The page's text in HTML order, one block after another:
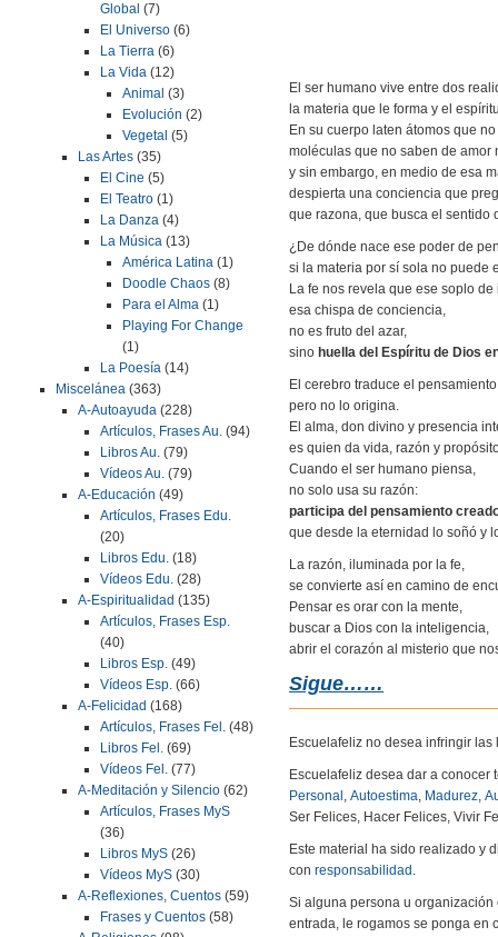
Global (7)
El Universo (6)
La Tierra (6)
La Vida (12)
Animal (3)
Evolución (2)
Vegetal (5)
Las Artes (35)
El Cine (5)
El Teatro (1)
La Danza (4)
La Música (13)
América Latina (1)
Doodle Chaos (8)
Para el Alma (1)
Playing For Change
(1)
La Poesía (14)
Miscelánea (363)
A-Autoayuda (228)
Artículos, Frases Au. (94)
Libros Au. (79)
Vídeos Au. (79)
A-Educación (49)
Artículos, Frases Edu.
(20)
Libros Edu. (18)
Vídeos Edu. (28)
A-Espiritualidad (135)
Artículos, Frases Esp.
(40)
Libros Esp. (49)
Vídeos Esp. (66)
A-Felicidad (168)
Artículos, Frases Fel. (48)
Libros Fel. (69)
Vídeos Fel. (77)
A-Meditación y Silencio (62)
Artículos, Frases MyS
(36)
Libros MyS (26)
Vídeos MyS (30)
A-Reflexiones, Cuentos (59)
Frases y Cuentos (58)
El ser humano vive entre dos
la materia que le forma y el
En su cuerpo laten átomos que
moléculas que no saben de amor
y sin embargo, en medio de esa
despierta una conciencia que
que razona, que busca el sentido
¿De dónde nace ese poder de
si la materia por sí sola no puede
La fe nos revela que ese soplo
esa chispa de conciencia,
no es fruto del azar,
sino huella del Espíritu de Dios
El cerebro traduce el
pero no lo origina.
El alma, don divino y presencia
es quien da vida, razón y
Cuando el ser humano piensa,
no solo usa su razón:
participa del pensamiento
que desde la eternidad lo soñó y
La razón, iluminada por la fe,
se convierte así en camino de
Pensar es orar con la mente,
buscar a Dios con la inteligencia,
abrir el corazón al misterio que
Sigue……
Escuelafeliz no desea infringir
Escuelafeliz desea dar a
Personal , Autoestima, Madurez,
Ser Felices, Hacer Felices, Vivir
Este material ha sido realizado y
con responsabilidad .
Si alguna persona u
entrada, le rogamos se ponga en